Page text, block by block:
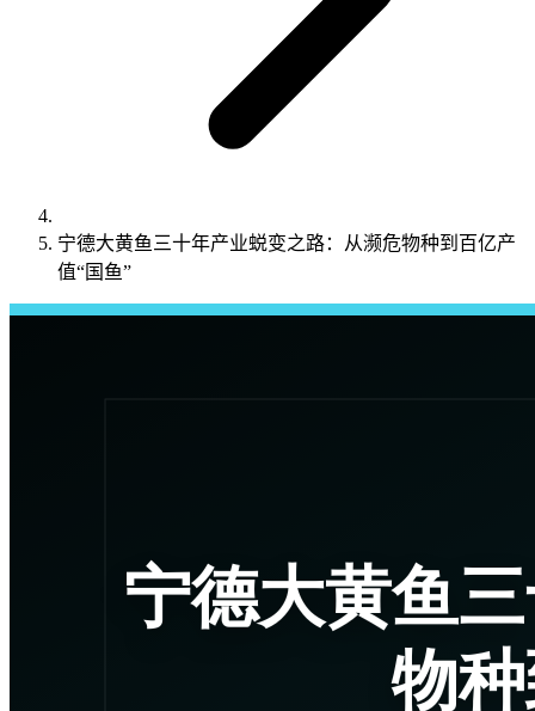
宁德大黄鱼三十年产业蜕变之路：从濒危物种到百亿产
值“国鱼”